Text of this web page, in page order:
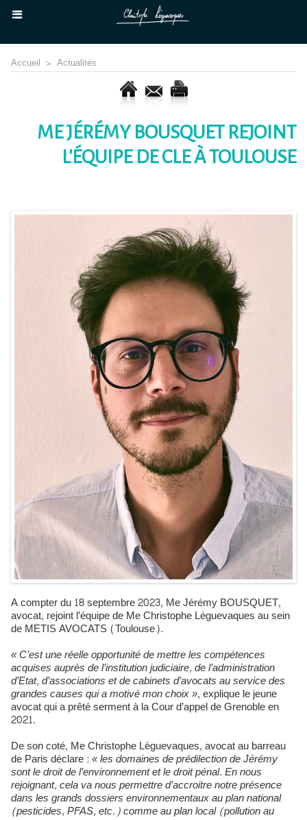
Accueil > Actualités
ME JÉRÉMY BOUSQUET REJOINT
L'ÉQUIPE DE CLE À TOULOUSE
A compter du 18 septembre 2023, Me Jérémy BOUSQUET,
avocat, rejoint l’équipe de Me Christophe Lèguevaques au sein
de METIS AVOCATS (Toulouse).
« C’est une réelle opportunité de mettre les compétences
acquises auprès de l’institution judiciaire, de l’administration
d’Etat, d’associations et de cabinets d’avocats au service des
grandes causes qui a motivé mon choix », explique le jeune
avocat qui a prêté serment à la Cour d’appel de Grenoble en
2021.
De son coté, Me Christophe Lèguevaques, avocat au barreau
de Paris déclare :« les domaines de prédilection de Jérémy
sont le droit de l’environnement et le droit pénal. En nous
rejoignant, cela va nous permettre d’accroitre notre présence
dans les grands dossiers environnementaux au plan national
(pesticides, PFAS, etc.) comme au plan local (pollution au